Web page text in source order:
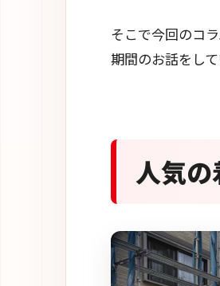
そこで今回のコ
期間のお話をして
人気